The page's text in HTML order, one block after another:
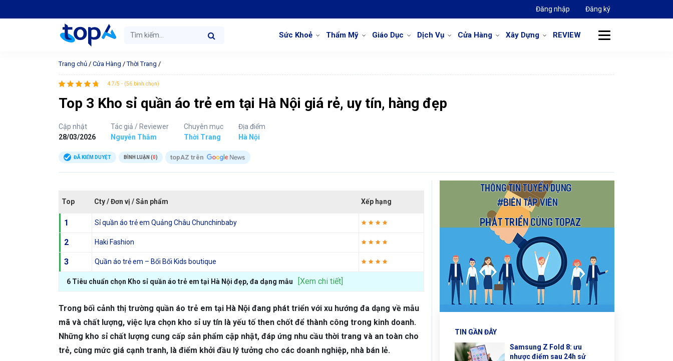
Đăng nhập Đăng ký
Sức Khoẻ Thẩm Mỹ Giáo Dục Dịch Vụ Cửa Hàng Xây Dựng REVIEW
Trang chủ / Cửa Hàng /Thời Trang /
4.7/5 - (56 bình chọn)
Top 3 Kho sỉ quần áo trẻ em tại Hà Nội giá rẻ, uy tín, hàng đẹp
Cập nhật
28/03/2026
Tác giả / Reviewer
Nguyễn Thắm
Chuyên mục
Thời Trang
Địa điểm
Hà Nội
ĐÃ KIỂM DUYỆT BÌNH LUẬN (0) topAZ trên
Top Cty / Đơn vị / Sản phẩm Xếp hạng
1 Sỉ quần áo trẻ em Quảng Châu Chunchinbaby
2 Haki Fashion
3 Quần áo trẻ em – Bối Bối Kids boutique
6 Tiêu chuẩn chọn Kho sỉ quần áo trẻ em tại Hà Nội đẹp, đa dạng mẫu [Xem chi tiết]
Trong bối cảnh thị trường quần áo trẻ em tại Hà Nội đang phát triển với xu hướng đa dạng về mẫu
mã và chất lượng, việc lựa chọn kho sỉ uy tín là yếu tố then chốt để thành công trong kinh doanh.
Những kho sỉ chất lượng cung cấp sản phẩm cập nhật, đáp ứng nhu cầu thời trang và an toàn cho
trẻ, cùng mức giá cạnh tranh, là điểm khởi đầu lý tưởng cho các doanh nghiệp, nhà bán lẻ.
TIN GẦN ĐÂY
Samsung Z Fold 8: ưu
nhược điểm sau 24h sử